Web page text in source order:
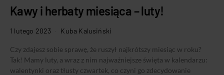
Kawy i herbaty miesiąca – luty!
1 lutego 2023 Kuba Kalusiński
Czy zdajesz sobie sprawę, że ruszył najkrótszy miesiąc w roku?
Tak! Mamy luty, a wraz z nim najważniejsze święta w kalendarzu:
walentynki oraz tłusty czwartek, co czyni go zdecydowanie